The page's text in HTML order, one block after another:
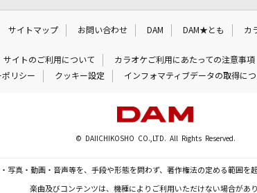
サイトマップ お問い合わせ DAM DAM★とも カ
サイトのご利用について カラオケご利用にあたっての注意事項
リシー
クッキー設定 インフォマティブデータの取得に
© DAIICHIKOSHO CO.,LTD. All Rights Reserved.
写真・動画・音声等を、手段や形態を問わず、著作権法の定める範囲を
楽曲及びコンテンツは、機種によりご利用いただけない場合があり